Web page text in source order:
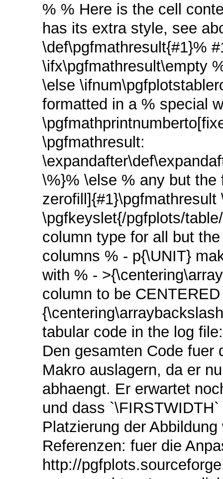
% % Here is the cell
has its extra style, see
\def\pgfmathresult{#1}%
\ifx\pgfmathresult\empty
\else
formatted in a % special
\pgfmathresult:
\%}% \else % any but
\pgfkeyslet{/pgfplots/
column type for all but
columns % - p{\UNIT}
with % -
column to be
tabular code in the log
Den gesamten Code fuer
Makro auslagern, da er
abhaengt. Er erwartet
und dass
Platzierung der
Referenzen: fuer die
http://